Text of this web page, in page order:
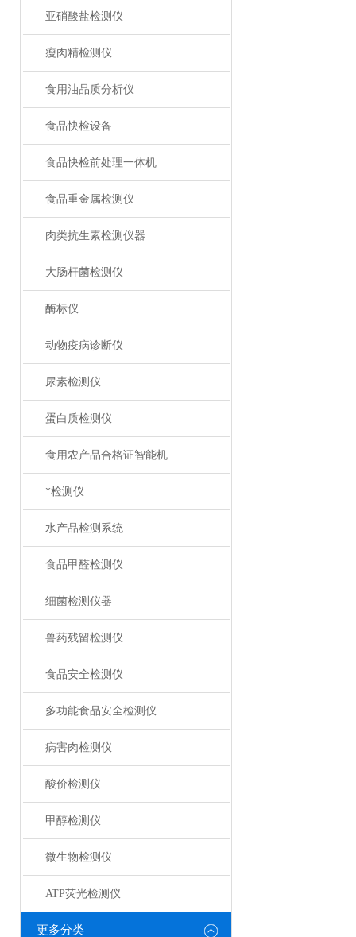
亚硝酸盐检测仪
瘦肉精检测仪
食用油品质分析仪
食品快检设备
食品快检前处理一体机
食品重金属检测仪
肉类抗生素检测仪器
大肠杆菌检测仪
酶标仪
动物疫病诊断仪
尿素检测仪
蛋白质检测仪
食用农产品合格证智能机
*检测仪
水产品检测系统
食品甲醛检测仪
细菌检测仪器
兽药残留检测仪
食品安全检测仪
多功能食品安全检测仪
病害肉检测仪
酸价检测仪
甲醇检测仪
微生物检测仪
ATP荧光检测仪
更多分类